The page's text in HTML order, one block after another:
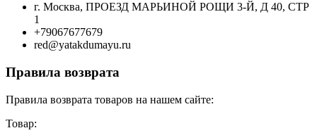
г. Москва, ПРОЕЗД МАРЬИНОЙ РОЩИ 3-Й, Д 40, СТР
1
+79067677679
red@yatakdumayu.ru
Правила возврата
Правила возврата товаров на нашем сайте:
Товар: